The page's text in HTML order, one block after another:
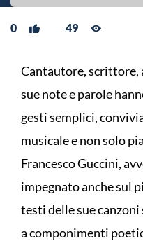
0 49
Cantautore, scrittore,
sue note e parole
gesti semplici,
musicale e non solo
Francesco Guccini,
impegnato anche sul
testi delle sue
a componimenti